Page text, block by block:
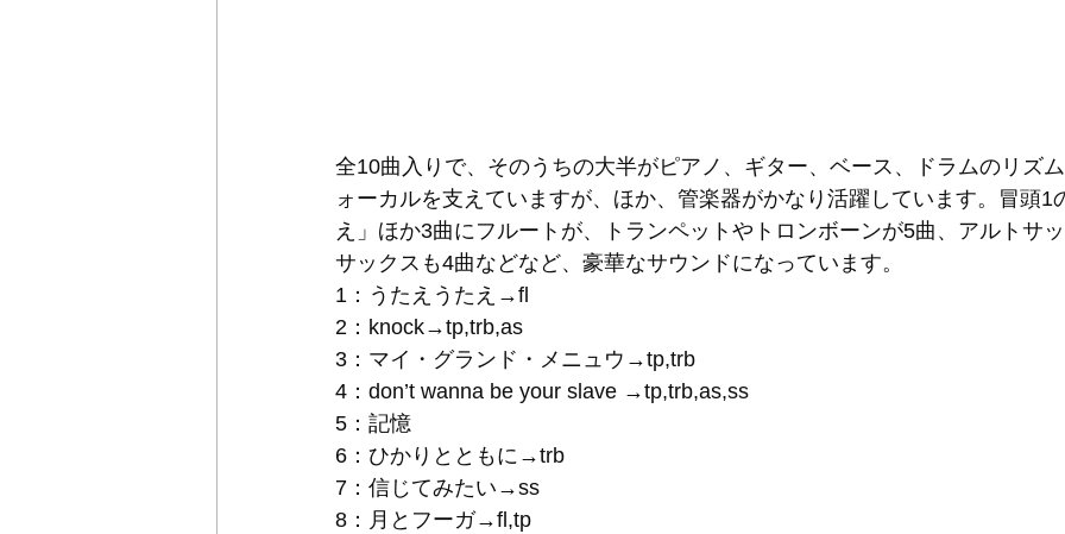
全10曲入りで、そのうちの大半がピアノ、ギター、ベース、ドラムのリズ
ォーカルを支えていますが、ほか、管楽器がかなり活躍しています。冒頭1
え」ほか3曲にフルートが、トランペットやトロンボーンが5曲、アルトサ
サックスも4曲などなど、豪華なサウンドになっています。
1：うたえうたえ→fl
2：knock→tp,trb,as
3：マイ・グランド・メニュウ→tp,trb
4：don’t wanna be your slave →tp,trb,as,ss
5：記憶
6：ひかりとともに→trb
7：信じてみたい→ss
8：月とフーガ→fl,tp